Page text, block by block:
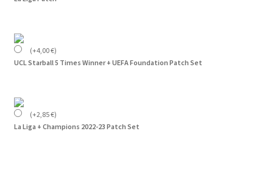
(+4,00€)
UCL Starball 5 Times Winner + UEFA Foundation Patch Set
(+2,85€)
La Liga + Champions 2022-23 Patch Set